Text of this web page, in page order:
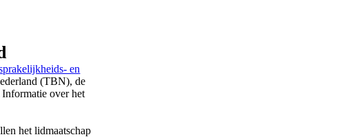
en
(TBN), de
over het
het lidmaatschap